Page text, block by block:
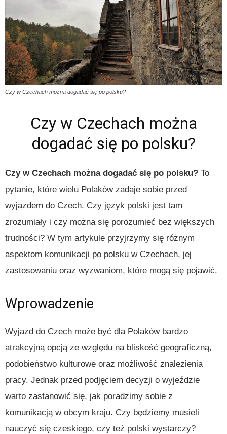
Czy w Czechach można dogadać się po polsku?
Czy w Czechach można
dogadać się po polsku?
Czy w Czechach można dogadać się po polsku? To
pytanie, które wielu Polaków zadaje sobie przed
wyjazdem do Czech. Czy język polski jest tam
zrozumiały i czy można się porozumieć bez większych
trudności? W tym artykule przyjrzymy się różnym
aspektom komunikacji po polsku w Czechach, jej
zastosowaniu oraz wyzwaniom, które mogą się pojawić.
Wprowadzenie
Wyjazd do Czech może być dla Polaków bardzo
atrakcyjną opcją ze względu na bliskość geograficzną,
podobieństwo kulturowe oraz możliwość znalezienia
pracy. Jednak przed podjęciem decyzji o wyjeździe
warto zastanowić się, jak poradzimy sobie z
komunikacją w obcym kraju. Czy będziemy musieli
nauczyć się czeskiego, czy też polski wystarczy?